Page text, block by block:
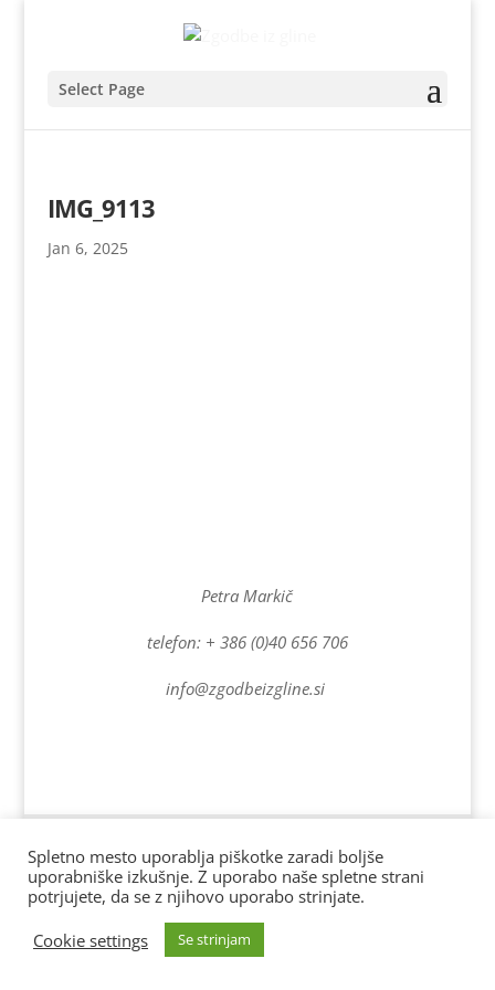
Select Page
IMG_9113
Jan 6, 2025
Petra Markič
telefon: + 386 (0)40 656 706
info@zgodbeizgline.si
Spletno stran vzdržuje www.drobnestvari.si | Vse pravice
pridržane. AD 2022
Spletno mesto uporablja piškotke zaradi boljše
uporabniške izkušnje. Z uporabo naše spletne strani
potrjujete, da se z njihovo uporabo strinjate.
Cookie settings
Se strinjam